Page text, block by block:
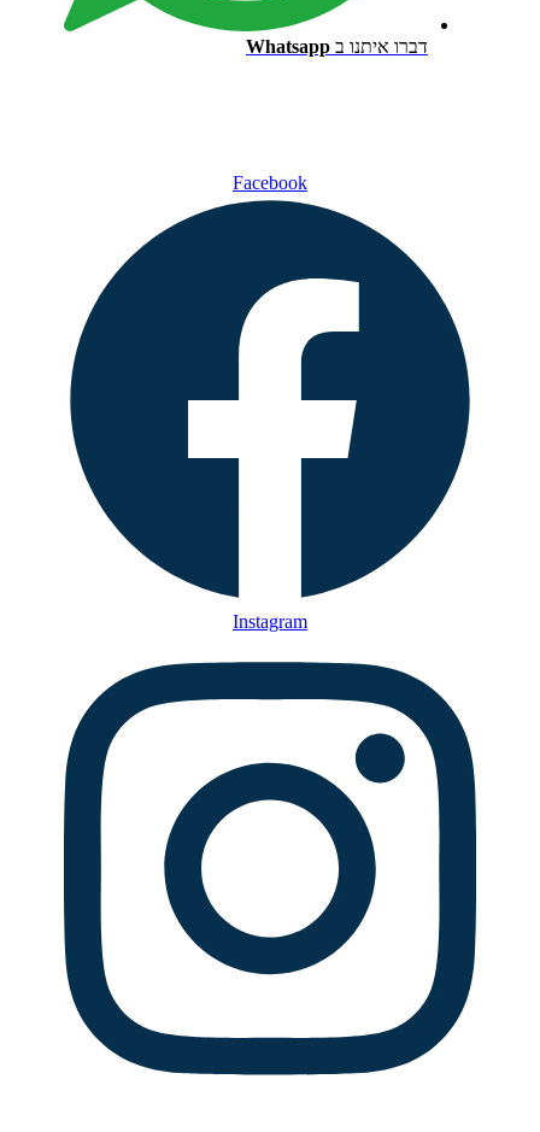
דברו איתנו ב Whatsapp
Facebook
Instagram